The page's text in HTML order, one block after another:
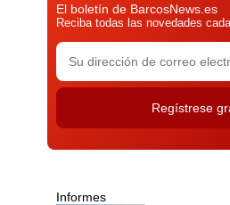
El boletín de BarcosNews.es
Reciba todas las novedades
Informes